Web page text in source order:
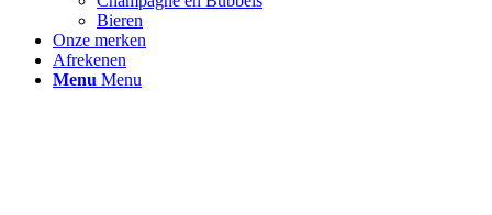
Bieren
Onze merken
Afrekenen
Menu Menu